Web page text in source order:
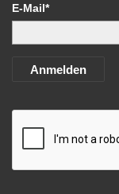
E-Mail*
Anmelden